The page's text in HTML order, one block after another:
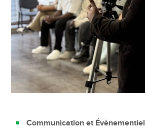
Communication et Évènementiel